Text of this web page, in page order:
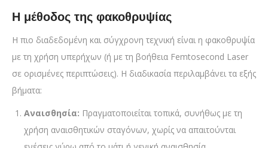
Η μέθοδος της φακοθρυψίας
Η πιο διαδεδομένη και σύγχρονη τεχνική είναι η φακοθρυψία
με τη χρήση υπερήχων (ή με τη βοήθεια Femtosecond Laser
σε ορισμένες περιπτώσεις). Η διαδικασία περιλαμβάνει τα εξής
βήματα:
Αναισθησία: Πραγματοποιείται τοπικά, συνήθως με τη
χρήση αναισθητικών σταγόνων, χωρίς να απαιτούνται